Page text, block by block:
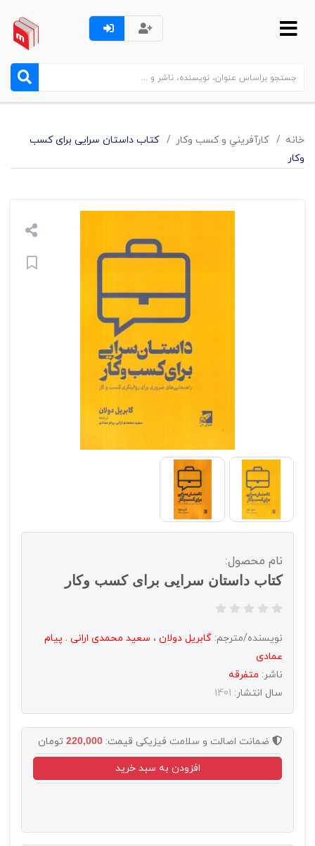
خانه کارآفريني و کسب وکار
کتاب داستان سرایی برای کسب
وکار
نام محصول:
کتاب داستان سرایی برای کسب وکار
نویسنده/مترجم: گابریل دولان ، سعید محمدی ارانی . پیام
عمادی
ناشر: متفرقه
سال انتشار: 1401
ضمانت اصالت و سلامت فیزیکی قیمت: 220,000 تومان
افزودن به سبد خرید